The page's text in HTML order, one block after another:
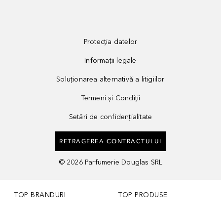
Protecția datelor
Informații legale
Soluționarea alternativă a litigiilor
Termeni și Condiții
Setări de confidențialitate
RETRAGEREA CONTRACTULUI
© 2026 Parfumerie Douglas SRL
TOP BRANDURI TOP PRODUSE